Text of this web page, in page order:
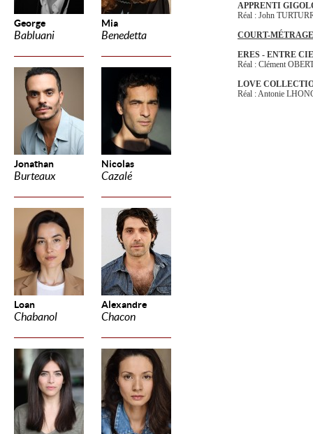
George
Babluani
Mia
Benedetta
Jonathan
Burteaux
Nicolas
Cazalé
Loan
Chabanol
Alexandre
Chacon
APPRENTI
Réal : John
COURT-
ERES - ENTRE
Réal : Clément
LOVE
Réal : Antonie